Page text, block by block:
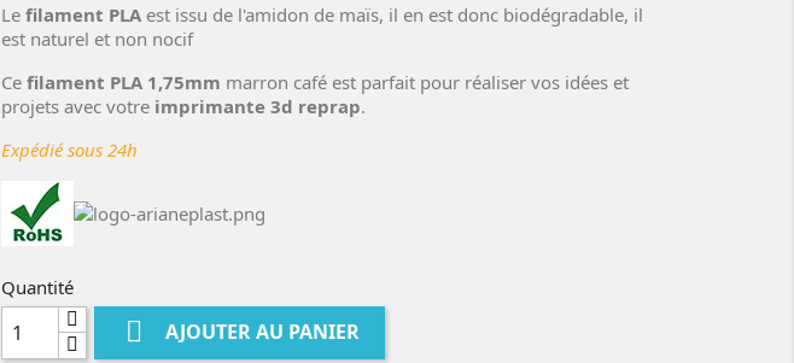
Le filament PLA est issu de l'amidon de maïs, il en est donc biodégradable, il
est naturel et non nocif
Ce filament PLA 1,75mm marron café est parfait pour réaliser vos idées et
projets avec votre imprimante 3d reprap.
Expédié sous 24h
Quantité
 AJOUTER AU PANIER